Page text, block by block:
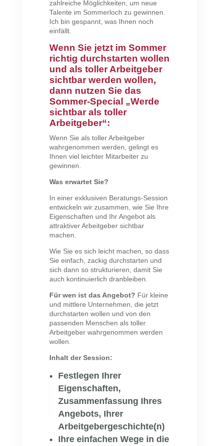
zahlreiche Möglichkeiten, um neue
Talente im Sommerloch zu gewinnen.
Ich bin gespannt, was Ihnen noch
einfällt.
Wenn Sie jetzt im Sommer
richtig durchstarten wollen
und als toller Arbeitgeber
sichtbar werden wollen,
dann nutzen Sie das
Sommer-Special „Werde
sichtbar als toller
Arbeitgeber“:
Wenn Sie als toller Arbeitgeber
wahrgenommen werden, gelingt es
Ihnen viel leichter Mitarbeiter zu
gewinnen.
Was erwartet Sie?
In einer exklusiven Beratungs-Session
entwickeln wir zusammen, wie Sie Ihre
Eigenschaften und Ihr Angebot als
attraktiver Arbeitgeber sichtbar
machen.
Wie Sie es sich leicht machen, so dass
Sie einfach, zackig durchstarten und
sich dann so strukturieren, damit Sie
auch kontinuierlich dranbleiben.
Für wen ist das Angebot? Für kleine
und mittlere Unternehmen, die jetzt
durchstarten wollen und von den
passenden Menschen als toller
Arbeitgeber wahrgenommen werden
wollen.
Inhalt der Session:
Festlegen Ihrer
Eigenschaften,
Zusammenfassung Ihres
Angebots, Ihrer
Arbeitgebergeschichte(n)
Ihre einfachen Wege in die